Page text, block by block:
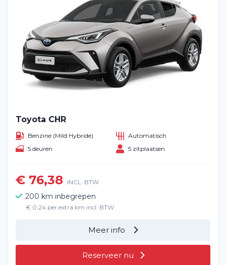
Toyota CHR
Benzine (Mild Hybride)
Automatisch
5 deuren
5 zitplaatsen
€ 76,38 INCL. BTW
200 km inbegrepen
€ 0,24 per extra km incl. BTW
Meer info
Reserveer nu